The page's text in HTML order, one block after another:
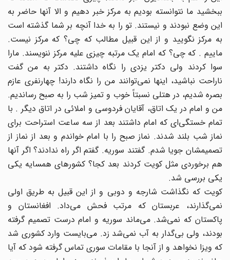
ببخشید ما نتوانسته بودیم به مرکز خبر دهیم و الا آنها حاضر به
این وضع نبودند و نیستند. تو را به خدا آنچه بر شما گذشته است
به مرکز نگویید و از این قبیل مطالب که چی؟ که مرکز نیست.
ماییم . که چی؟ که امام یک مرتبه چیزی علیه مرکز ننویسند. مارا
سوا کردند ولی دکتر یزدی را نگاه داشتند. دکتر به من گفت
ناراحت نباشید، اینها نمی‌توانند من را نگاه دارند! چهارنفری عازم
بصره شدیم، در هتلی نسبتاً خوب و تمیز شب را به صبح رساندیم.
من و امام در یک اتاق، آقایان فردوسی و املائی در اتاق دیگر . با
تمام خستگی‌ای که امام داشتند بعد از سه ساعت استراحت برای
نماز شب بلند شدند. نماز صبح را با امام خواندم و بعد از نماز از
تصمیمشان جویا شدم. گفتند سوریه. گفتم اگر راه ندادند؟ اگر آنها
هم برخوردی مثل کویت کردند بعد کجا؟ کشورهای همسایه یکی
یکی بررسی شد.
کویت که نگذاشت شارجه و دوبی و از این قبیل به طریق اولی
نمی‌گذارند، عربستان که مرتب فحش می‌داد. افغانستان و
پاکستان که نمی‌شد. می‌ماند سوریه و امام درست تصمیم گرفته
بودند، ولی بی‌گدار به آب نمی‌شد زد. می‌بایست وارد کشوری شد
که ویزا نخواهد و از آنجا با مقامات سوری تماس گرفته شود که آیا